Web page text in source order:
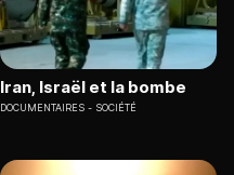
Iran, Israël et la bombe
DOCUMENTAIRES SOCIÉTÉ